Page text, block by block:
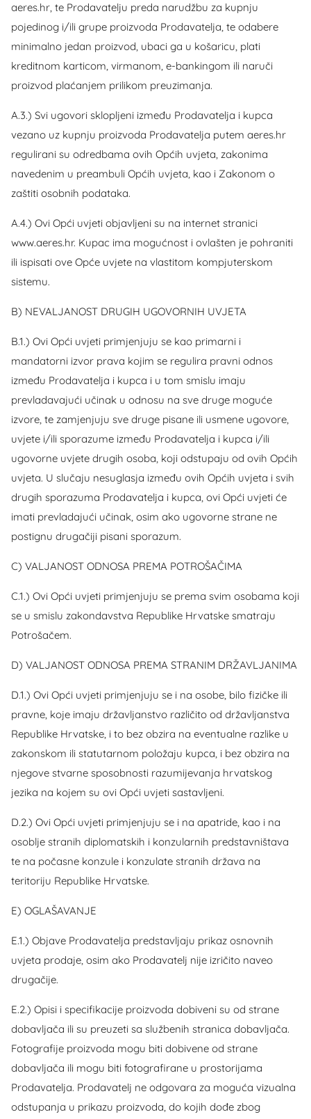
aeres.hr, te Prodavatelju preda narudžbu za kupnju
pojedinog i/ili grupe proizvoda Prodavatelja, te odabere
minimalno jedan proizvod, ubaci ga u košaricu, plati
kreditnom karticom, virmanom, e-bankingom ili naruči
proizvod plaćanjem prilikom preuzimanja.
A.3.) Svi ugovori sklopljeni između Prodavatelja i kupca
vezano uz kupnju proizvoda Prodavatelja putem aeres.hr
regulirani su odredbama ovih Općih uvjeta, zakonima
navedenim u preambuli Općih uvjeta, kao i Zakonom o
zaštiti osobnih podataka.
A.4.) Ovi Opći uvjeti objavljeni su na internet stranici
www.aeres.hr. Kupac ima mogućnost i ovlašten je pohraniti
ili ispisati ove Opće uvjete na vlastitom kompjuterskom
sistemu.
B) NEVALJANOST DRUGIH UGOVORNIH UVJETA
B.1.) Ovi Opći uvjeti primjenjuju se kao primarni i
mandatorni izvor prava kojim se regulira pravni odnos
između Prodavatelja i kupca i u tom smislu imaju
prevladavajući učinak u odnosu na sve druge moguće
izvore, te zamjenjuju sve druge pisane ili usmene ugovore,
uvjete i/ili sporazume između Prodavatelja i kupca i/ili
ugovorne uvjete drugih osoba, koji odstupaju od ovih Općih
uvjeta. U slučaju nesuglasja između ovih Općih uvjeta i svih
drugih sporazuma Prodavatelja i kupca, ovi Opći uvjeti će
imati prevladajući učinak, osim ako ugovorne strane ne
postignu drugačiji pisani sporazum.
C) VALJANOST ODNOSA PREMA POTROŠAČIMA
C.1.) Ovi Opći uvjeti primjenjuju se prema svim osobama koji
se u smislu zakondavstva Republike Hrvatske smatraju
Potrošačem.
D) VALJANOST ODNOSA PREMA STRANIM DRŽAVLJANIMA
D.1.) Ovi Opći uvjeti primjenjuju se i na osobe, bilo fizičke ili
pravne, koje imaju državljanstvo različito od državljanstva
Republike Hrvatske, i to bez obzira na eventualne razlike u
zakonskom ili statutarnom položaju kupca, i bez obzira na
njegove stvarne sposobnosti razumijevanja hrvatskog
jezika na kojem su ovi Opći uvjeti sastavljeni.
D.2.) Ovi Opći uvjeti primjenjuju se i na apatride, kao i na
osoblje stranih diplomatskih i konzularnih predstavništava
te na počasne konzule i konzulate stranih država na
teritoriju Republike Hrvatske.
E) OGLAŠAVANJE
E.1.) Objave Prodavatelja predstavljaju prikaz osnovnih
uvjeta prodaje, osim ako Prodavatelj nije izričito naveo
drugačije.
E.2.) Opisi i specifikacije proizvoda dobiveni su od strane
dobavljača ili su preuzeti sa službenih stranica dobavljača.
Fotografije proizvoda mogu biti dobivene od strane
dobavljača ili mogu biti fotografirane u prostorijama
Prodavatelja. Prodavatelj ne odgovara za moguća vizualna
odstupanja u prikazu proizvoda, do kojih dođe zbog